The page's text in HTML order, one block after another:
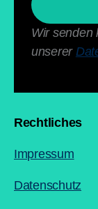
Wir senden
unserer
Rechtliches
Impressum
Datenschutz